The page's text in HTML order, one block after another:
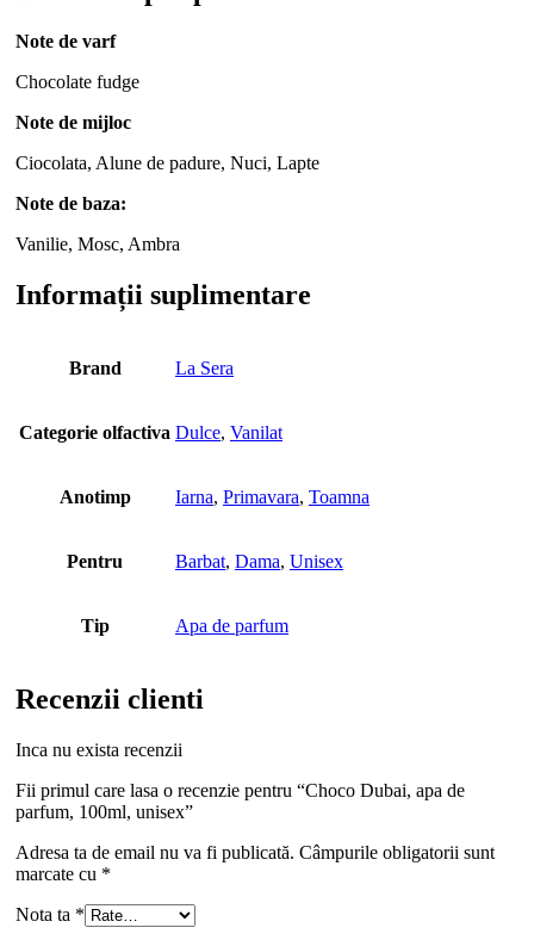
Note de varf
Chocolate fudge
Note de mijloc
Ciocolata, Alune de padure, Nuci, Lapte
Note de baza:
Vanilie, Mosc, Ambra
Informații suplimentare
Brand La Sera
Categorie olfactiva Dulce, Vanilat
Anotimp Iarna, Primavara, Toamna
Pentru Barbat, Dama, Unisex
Tip Apa de parfum
Recenzii clienti
Inca nu exista recenzii
Fii primul care lasa o recenzie pentru “Choco Dubai, apa de
parfum, 100ml, unisex”
Adresa ta de email nu va fi publicată. Câmpurile obligatorii sunt
marcate cu *
Nota ta *